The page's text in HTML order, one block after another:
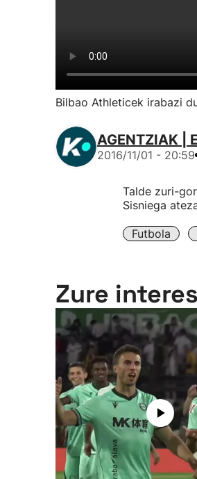
Bilbao Athleticek irabazi
AGENTZIAK |
2016/11/01 - 20:59
Talde zuri-
Sisniega
Futbola
Zure